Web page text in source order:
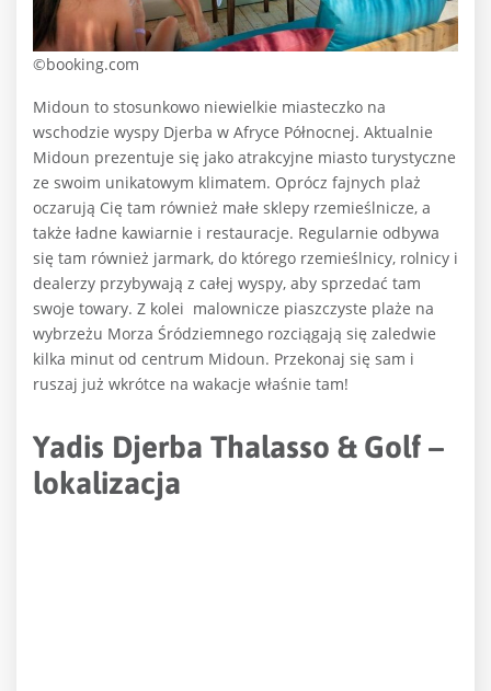
©booking.com
Midoun to stosunkowo niewielkie miasteczko na
wschodzie wyspy Djerba w Afryce Północnej. Aktualnie
Midoun prezentuje się jako atrakcyjne miasto turystyczne
ze swoim unikatowym klimatem. Oprócz fajnych plaż
oczarują Cię tam również małe sklepy rzemieślnicze, a
także ładne kawiarnie i restauracje. Regularnie odbywa
się tam również jarmark, do którego rzemieślnicy, rolnicy i
dealerzy przybywają z całej wyspy, aby sprzedać tam
swoje towary. Z kolei malownicze piaszczyste plaże na
wybrzeżu Morza Śródziemnego rozciągają się zaledwie
kilka minut od centrum Midoun. Przekonaj się sam i
ruszaj już wkrótce na wakacje właśnie tam!
Yadis Djerba Thalasso & Golf –
lokalizacja